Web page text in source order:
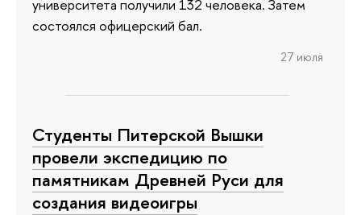
университета получили 132 человека. Затем
состоялся офицерский бал.
27 июля
Студенты Питерской Вышки
провели экспедицию по
памятникам Древней Руси для
создания видеоигры